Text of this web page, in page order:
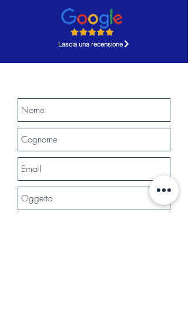
Lascia una recensione